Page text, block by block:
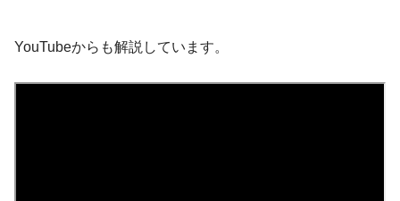
YouTubeからも解説しています。